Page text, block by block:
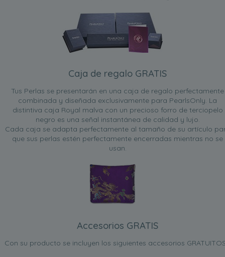
Caja de regalo GRATIS
Tus Perlas se presentarán en una caja de regalo perfectamente
combinada y diseñada exclusivamente para PearlsOnly. La
distintiva caja Royal malva con un precioso forro de terciopelo
negro es una señal instantánea de calidad y lujo.
Cada caja se adapta perfectamente al tamaño de su artículo
que sus perlas estén perfectamente encerradas mientras no se
usan.
Accesorios GRATIS
Con su producto se incluyen los siguientes accesorios